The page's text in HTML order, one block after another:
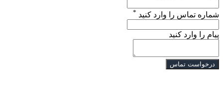
شماره تماس را وارد کنید *
پیام را وارد کنید